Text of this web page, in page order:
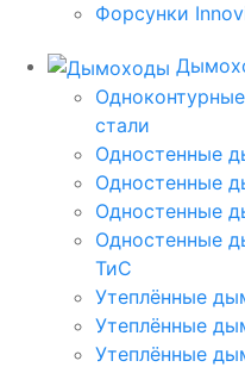
Форсунки
стали
Одностенные
Одностенные
Одностенные
Одностенные
ТиС
Утеплённые
Утеплённые
Утеплённые